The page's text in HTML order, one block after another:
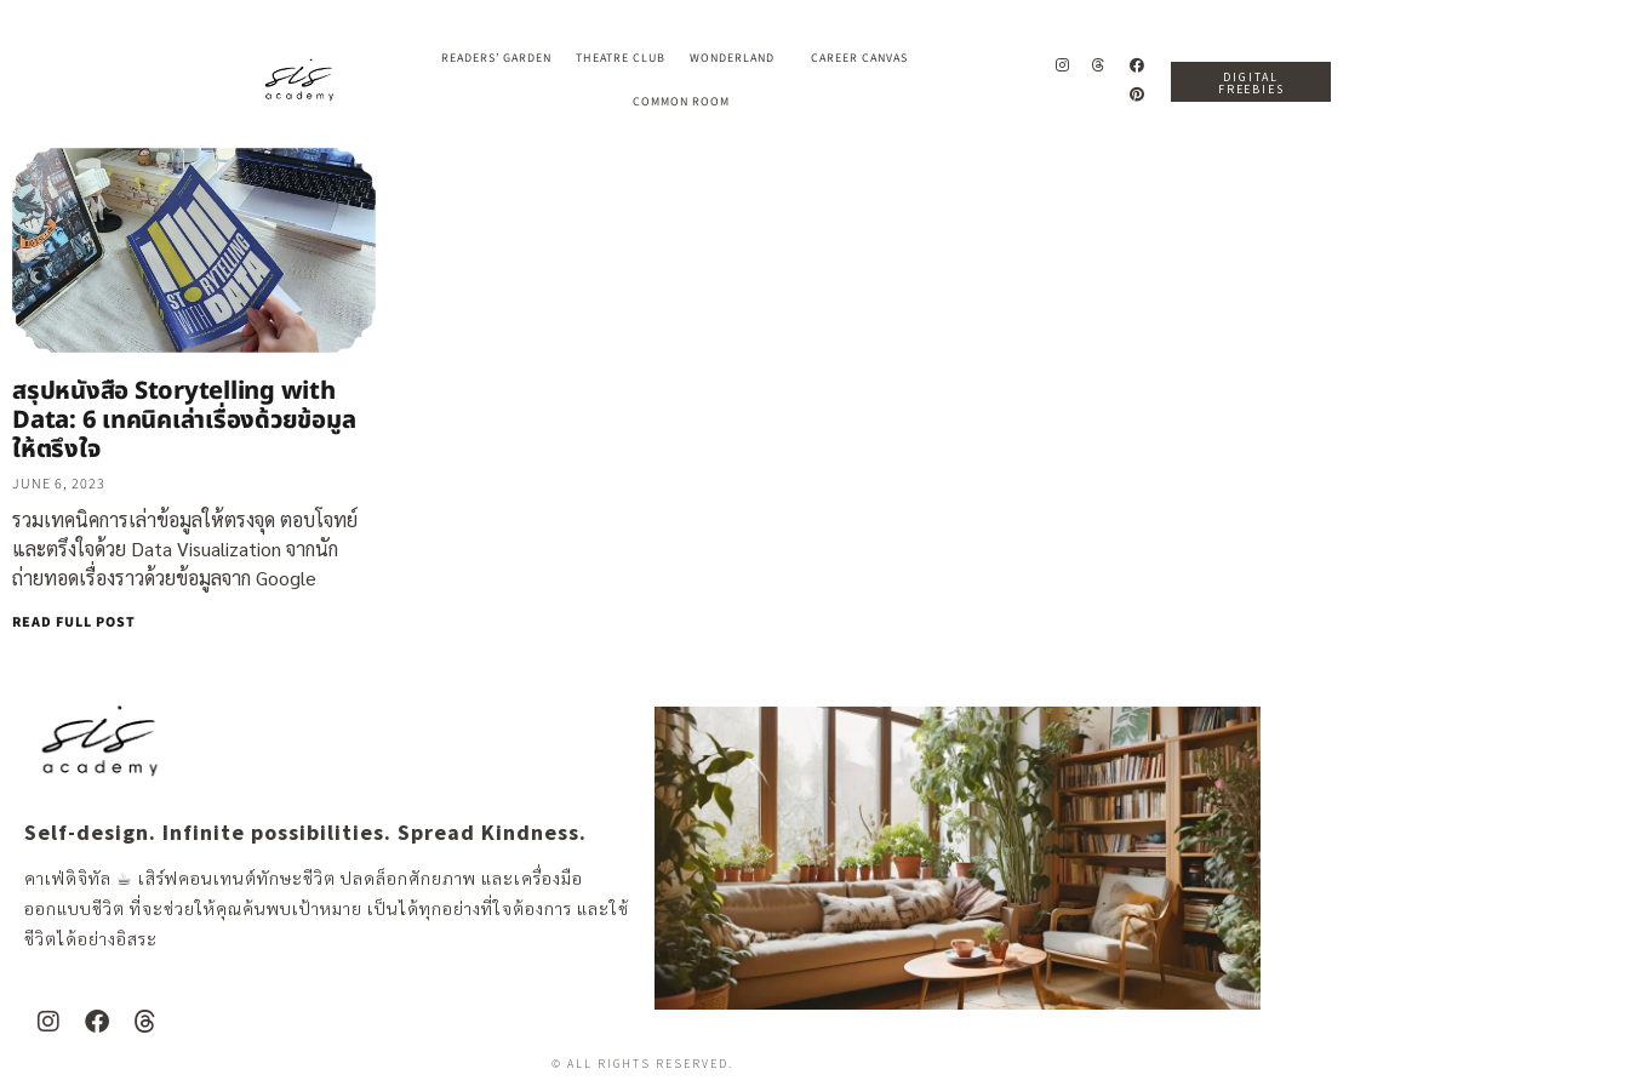
READERS’ GARDEN THEATRE CLUB WONDERLAND CAREER CANVAS
COMMON ROOM
DIGITAL
FREEBIES
สรุปหนังสือ Storytelling with
Data: 6 เทคนิคเล่าเรื่องด้วยข้อมูล
ให้ตรึงใจ
JUNE 6, 2023
รวมเทคนิคการเล่าข้อมูลให้ตรงจุด ตอบโจทย์
และตรึงใจด้วย Data Visualization จากนัก
ถ่ายทอดเรื่องราวด้วยข้อมูลจาก Google
READ FULL POST
Self-design. Infinite possibilities. Spread Kindness.
คาเฟ่ดิจิทัล ☕︎ เสิร์ฟคอนเทนต์ทักษะชีวิต ปลดล็อกศักยภาพ และเครื่องมือ
ออกแบบชีวิต ที่จะช่วยให้คุณค้นพบเป้าหมาย เป็นได้ทุกอย่างที่ใจต้องการ และใช้
ชีวิตได้อย่างอิสระ
© ALL RIGHTS RESERVED.